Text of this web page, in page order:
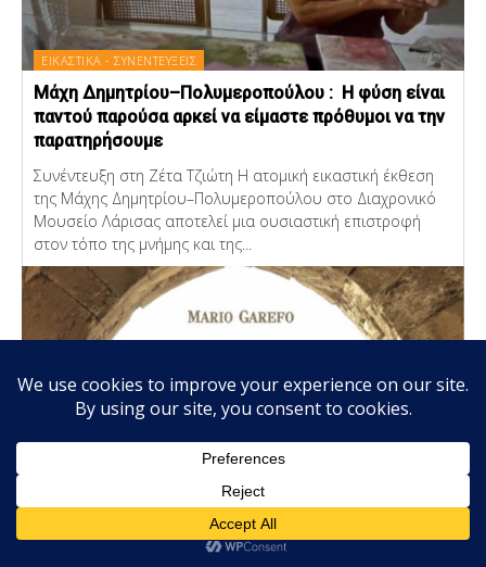
ΕΙΚΑΣΤΙΚΑ - ΣΥΝΕΝΤΕΥΞΕΙΣ
Μάχη Δημητρίου–Πολυμεροπούλου : Η φύση είναι
παντού παρούσα αρκεί να είμαστε πρόθυμοι να την
παρατηρήσουμε
Συνέντευξη στη Ζέτα Τζιώτη Η ατομική εικαστική έκθεση
της Μάχης Δημητρίου–Πολυμεροπούλου στο Διαχρονικό
Μουσείο Λάρισας αποτελεί μια ουσιαστική επιστροφή
στον τόπο της μνήμης και της...
Mario Garefo: Τρέφω βαθιά εκτίμηση για τις
ευρηματικές παρορμήσεις μιας ακατέργαστης
Η ιστοσελίδα μας χρησιμοποιεί Cookies τα οποία συνεισφέρουν
περιήγηση, αποδέχεστε την χρήση των Cookies.
Πολιτική απορρήτου